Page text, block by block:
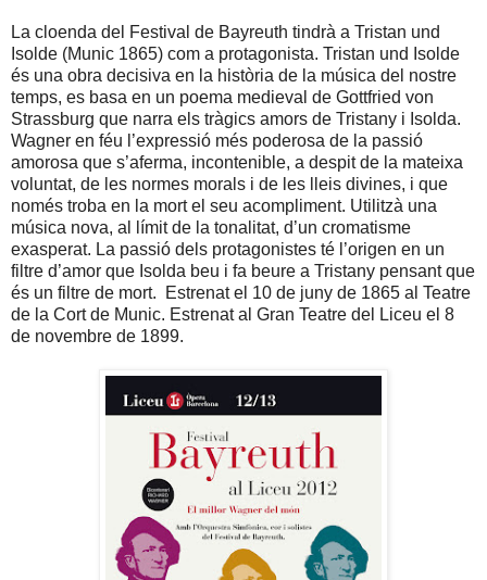
La cloenda del Festival de Bayreuth tindrà a Tristan und
Isolde (Munic 1865) com a protagonista. Tristan und Isolde
és una obra decisiva en la història de la música del nostre
temps, es basa en un poema medieval de Gottfried von
Strassburg que narra els tràgics amors de Tristany i Isolda.
Wagner en féu l’expressió més poderosa de la passió
amorosa que s’aferma, incontenible, a despit de la mateixa
voluntat, de les normes morals i de les lleis divines, i que
només troba en la mort el seu acompliment. Utilitzà una
música nova, al límit de la tonalitat, d’un cromatisme
exasperat. La passió dels protagonistes té l’origen en un
filtre d’amor que Isolda beu i fa beure a Tristany pensant que
és un filtre de mort. Estrenat el 10 de juny de 1865 al Teatre
de la Cort de Munic. Estrenat al Gran Teatre del Liceu el 8
de novembre de 1899.